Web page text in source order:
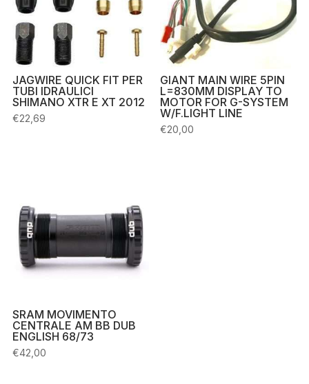
JAGWIRE QUICK FIT PER
TUBI IDRAULICI
SHIMANO XTR E XT 2012
€22,69
GIANT MAIN WIRE 5PIN
L=830MM DISPLAY TO
MOTOR FOR G-SYSTEM
W/F.LIGHT LINE
€20,00
SRAM MOVIMENTO
CENTRALE AM BB DUB
ENGLISH 68/73
€42,00